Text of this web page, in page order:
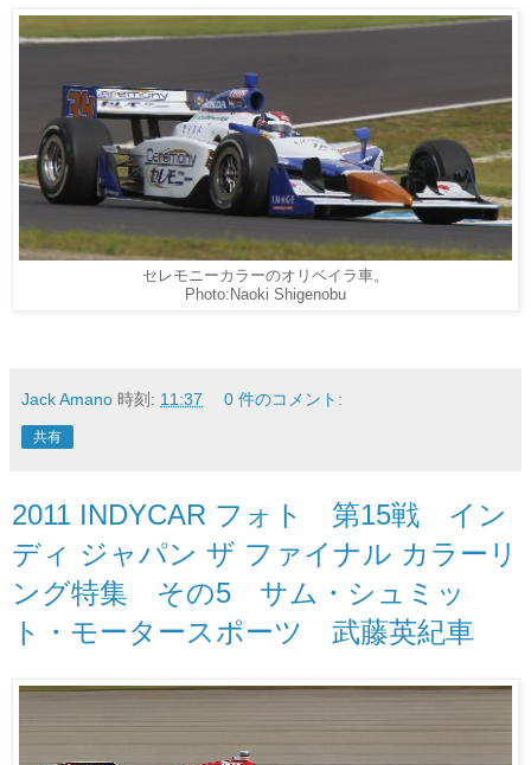
セレモニーカラーのオリベイラ車。
Photo:Naoki Shigenobu
Jack Amano 時刻: 11:37 0 件のコメント:
共有
2011 INDYCAR フォト 第15戦 イン
ディ ジャパン ザ ファイナル カラーリ
ング特集 その5 サム・シュミッ
ト・モータースポーツ 武藤英紀車